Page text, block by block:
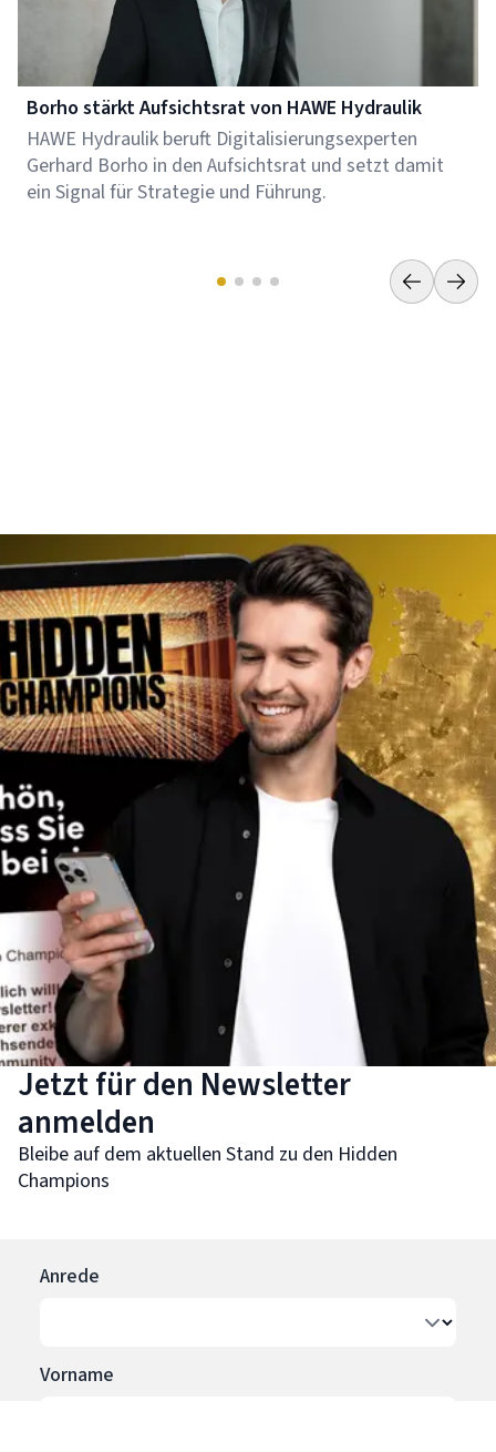
Borho stärkt Aufsichtsrat von HAWE Hydraulik
HAWE Hydraulik beruft Digitalisierungsexperten
Gerhard Borho in den Aufsichtsrat und setzt damit
ein Signal für Strategie und Führung.
Jetzt für den Newsletter
anmelden
Bleibe auf dem aktuellen Stand zu den Hidden
Champions
Anrede
Vorname